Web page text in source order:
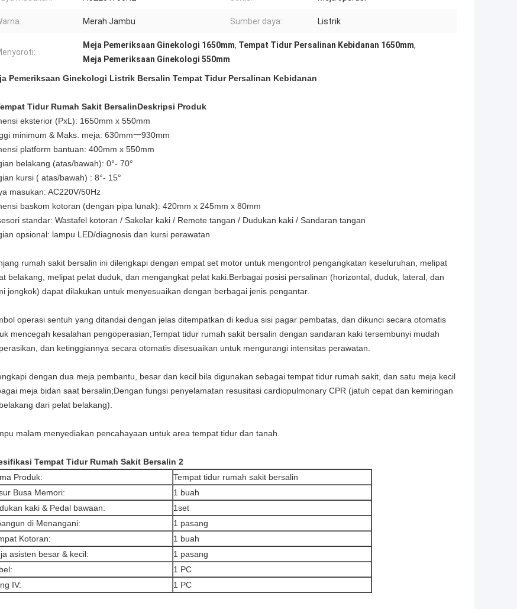
Merah Jambu Sumber daya: Listrik
Meja Pemeriksaan Ginekologi 1650mm, Tempat Tidur Persalinan Kebidanan 1650mm,
Meja Pemeriksaan Ginekologi 550mm
Pemeriksaan Ginekologi Listrik Bersalin Tempat Tidur Persalinan Kebidanan​
Tidur Rumah Sakit BersalinDeskripsi Produk
eksterior (PxL): 1650mm x 550mm
minimum & Maks. meja: 630mm一930mm
platform bantuan: 400mm x 550mm
belakang (atas/bawah): 0°- 70°
kursi ( atas/bawah) : 8°- 15°
masukan: AC220V/50Hz
baskom kotoran (dengan pipa lunak): 420mm x 245mm x 80mm
standar: Wastafel kotoran / Sakelar kaki / Remote tangan / Dudukan kaki / Sandaran tangan
opsional: lampu LED/diagnosis dan kursi perawatan
rumah sakit bersalin ini dilengkapi dengan empat set motor untuk mengontrol pengangkatan keseluruhan, melipat
belakang, melipat pelat duduk, dan mengangkat pelat kaki.Berbagai posisi persalinan (horizontal, duduk, lateral, dan
jongkok) dapat dilakukan untuk menyesuaikan dengan berbagai jenis pengantar.
operasi sentuh yang ditandai dengan jelas ditempatkan di kedua sisi pagar pembatas, dan dikunci secara otomatis
mencegah kesalahan pengoperasian;Tempat tidur rumah sakit bersalin dengan sandaran kaki tersembunyi mudah
dan ketinggiannya secara otomatis disesuaikan untuk mengurangi intensitas perawatan.
dengan dua meja pembantu, besar dan kecil bila digunakan sebagai tempat tidur rumah sakit, dan satu meja kecil
meja bidan saat bersalin;Dengan fungsi penyelamatan resusitasi cardiopulmonary CPR (jatuh cepat dan kemiringan
dari pelat belakang).
malam menyediakan pencahayaan untuk area tempat tidur dan tanah.
Tempat Tidur Rumah Sakit Bersalin 2
Produk:
Tempat tidur rumah sakit bersalin
Busa Memori:
1 buah
kaki & Pedal bawaan:
1set
di Menangani:
1 pasang
Kotoran:
1 buah
asisten besar & kecil:
1 pasang
1 PC
IV:
1 PC